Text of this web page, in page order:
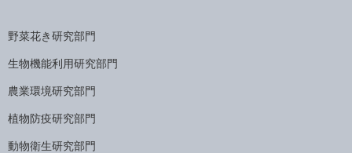
野菜花き研究部門
生物機能利用研究部門
農業環境研究部門
植物防疫研究部門
動物衛生研究部門